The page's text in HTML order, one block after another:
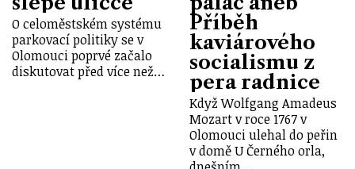
O celoměstském systému
parkovací politiky se v
Olomouci poprvé začalo
diskutovat před více než…
Příběh
kaviárového
socialismu z
pera radnice
Když Wolfgang Amadeus
Mozart v roce 1767 v
Olomouci ulehal do peřin
v domě U Černého orla,